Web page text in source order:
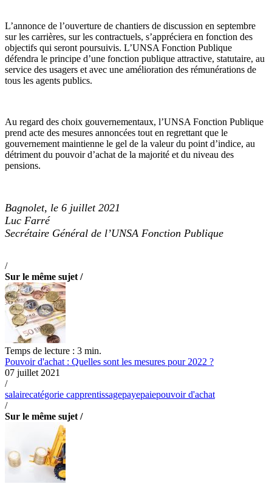
L’annonce de l’ouverture de chantiers de discussion en septembre
sur les carrières, sur les contractuels, s’appréciera en fonction des
objectifs qui seront poursuivis. L’UNSA Fonction Publique
défendra le principe d’une fonction publique attractive, statutaire, au
service des usagers et avec une amélioration des rémunérations de
tous les agents publics.
Au regard des choix gouvernementaux, l’UNSA Fonction Publique
prend acte des mesures annoncées tout en regrettant que le
gouvernement maintienne le gel de la valeur du point d’indice, au
détriment du pouvoir d’achat de la majorité et du niveau des
pensions.
Bagnolet, le 6 juillet 2021
Luc Farré
Secrétaire Général de l’UNSA Fonction Publique
/
Sur le même sujet /
Temps de lecture : 3 min.
Pouvoir d'achat : Quelles sont les mesures pour 2022 ?
07 juillet 2021
/
salairecatégorie capprentissagepayepaiepouvoir d'achat
/
Sur le même sujet /